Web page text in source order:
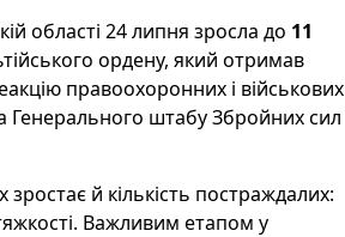
області 24 липня зросла до 11
ордену, який отримав
правоохоронних і військових
Генерального штабу Збройних сил
й кількість постраждалих:
Важливим етапом у